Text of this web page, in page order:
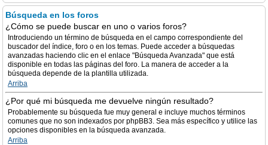
Búsqueda en los foros
¿Cómo se puede buscar en uno o varios foros?
Introduciendo un término de búsqueda en el campo correspondiente del
buscador del índice, foro o en los temas. Puede acceder a búsquedas
avanzadas haciendo clic en el enlace "Búsqueda Avanzada" que está
disponible en todas las páginas del foro. La manera de acceder a la
búsqueda depende de la plantilla utilizada.
Arriba
¿Por qué mi búsqueda me devuelve ningún resultado?
Probablemente su búsqueda fue muy general e incluye muchos términos
comunes que no son indexados por phpBB3. Sea más específico y utilice las
opciones disponibles en la búsqueda avanzada.
Arriba